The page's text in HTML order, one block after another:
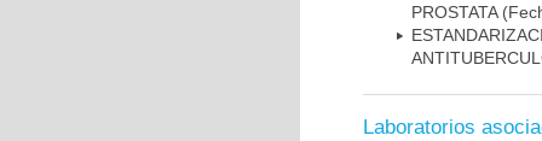
PROSTATA
Laboratorios